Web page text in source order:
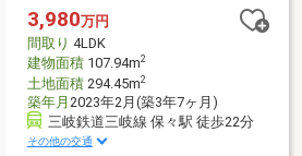
駅まで徒歩17分の立地です。
3,980万円
間取り 4LDK
建物面積107.94m2
土地面積294.45m2
築年月 2023年2月(築3年7ヶ月)
三岐鉄道三岐線 保々駅 徒歩22分
その他の交通